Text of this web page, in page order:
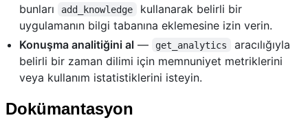
bunları
add_knowledge
kullanarak belirli bir
uygulamanın bilgi tabanına eklemesine izin verin.
Konuşma analitiğini al — get_analytics
aracılığıyla
belirli bir zaman dilimi için memnuniyet metriklerini
veya kullanım istatistiklerini isteyin.
Dokümantasyon